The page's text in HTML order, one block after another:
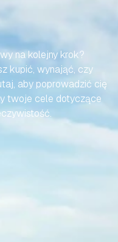
na kolejny krok?
kupić, wynająć, czy
aby poprowadzić cię
twoje cele dotyczące